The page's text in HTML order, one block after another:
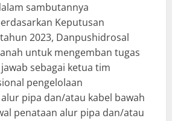
sambutannya
Keputusan
2023, Danpushidrosal
untuk mengemban tugas
sebagai ketua tim
pengelolaan
pipa dan/atau kabel bawah
penataan alur pipa dan/atau